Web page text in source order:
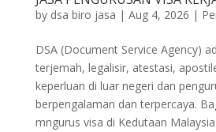
by dsa biro jasa | Aug 4, 2026 |
DSA (Document Service Agency)
terjemah, legalisir, atestasi,
keperluan di luar negeri dan
berpengalaman dan terpercaya.
mngurus visa di Kedutaan